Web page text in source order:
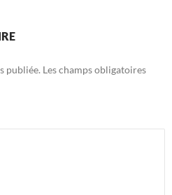
publiée. Les champs obligatoires